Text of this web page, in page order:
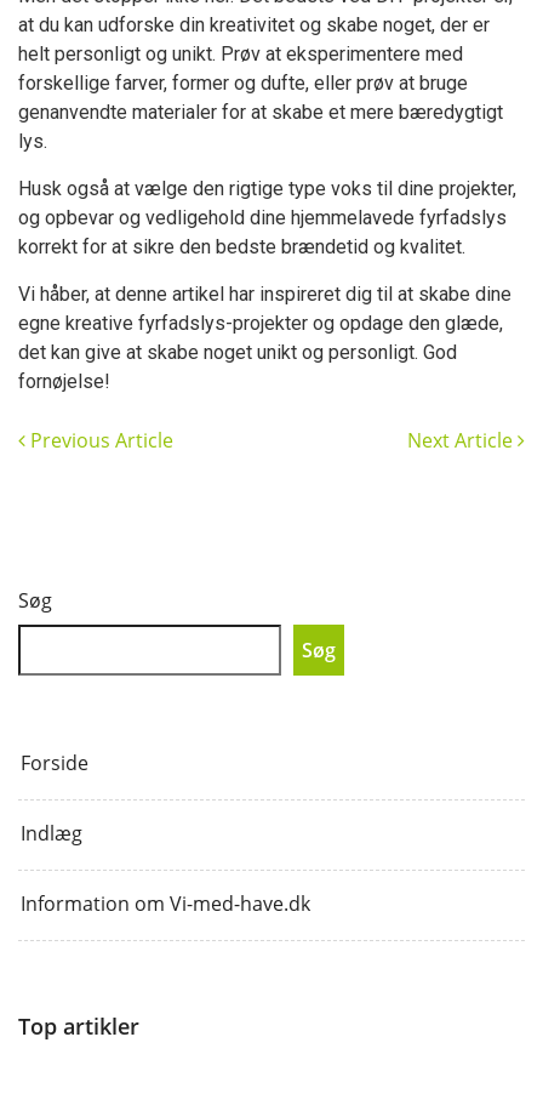
at du kan udforske din kreativitet og skabe noget, der er
helt personligt og unikt. Prøv at eksperimentere med
forskellige farver, former og dufte, eller prøv at bruge
genanvendte materialer for at skabe et mere bæredygtigt
lys.
Husk også at vælge den rigtige type voks til dine projekter,
og opbevar og vedligehold dine hjemmelavede fyrfadslys
korrekt for at sikre den bedste brændetid og kvalitet.
Vi håber, at denne artikel har inspireret dig til at skabe dine
egne kreative fyrfadslys-projekter og opdage den glæde,
det kan give at skabe noget unikt og personligt. God
fornøjelse!
Previous Article Next Article
Søg
Søg
Forside
Indlæg
Information om Vi-med-have.dk
Top artikler